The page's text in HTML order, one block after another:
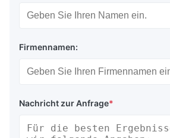
Firmennamen:
Nachricht zur Anfrage*